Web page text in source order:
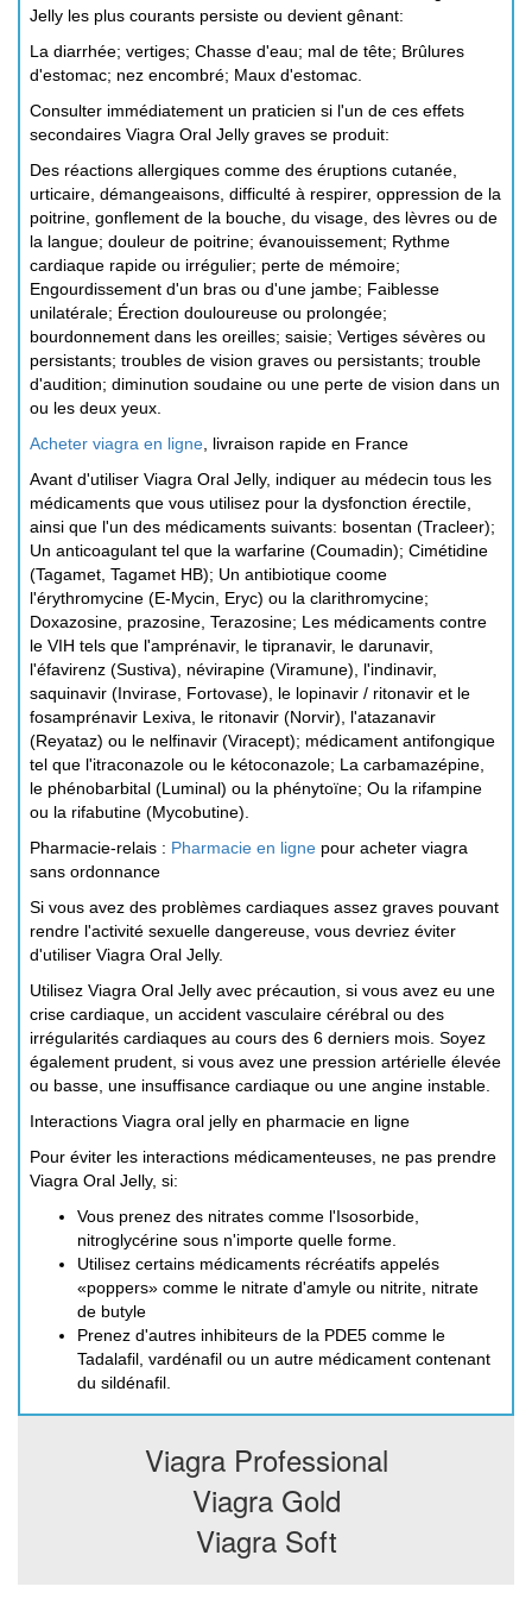
Jelly les plus courants persiste ou devient gênant:
La diarrhée; vertiges; Chasse d'eau; mal de tête; Brûlures
d'estomac; nez encombré; Maux d'estomac.
Consulter immédiatement un praticien si l'un de ces effets
secondaires Viagra Oral Jelly graves se produit:
Des réactions allergiques comme des éruptions cutanée,
urticaire, démangeaisons, difficulté à respirer, oppression de la
poitrine, gonflement de la bouche, du visage, des lèvres ou de
la langue; douleur de poitrine; évanouissement; Rythme
cardiaque rapide ou irrégulier; perte de mémoire;
Engourdissement d'un bras ou d'une jambe; Faiblesse
unilatérale; Érection douloureuse ou prolongée;
bourdonnement dans les oreilles; saisie; Vertiges sévères ou
persistants; troubles de vision graves ou persistants; trouble
d'audition; diminution soudaine ou une perte de vision dans un
ou les deux yeux.
Acheter viagra en ligne , livraison rapide en France
Avant d'utiliser Viagra Oral Jelly, indiquer au médecin tous les
médicaments que vous utilisez pour la dysfonction érectile,
ainsi que l'un des médicaments suivants: bosentan (Tracleer);
Un anticoagulant tel que la warfarine (Coumadin); Cimétidine
(Tagamet, Tagamet HB); Un antibiotique coome
l'érythromycine (E-Mycin, Eryc) ou la clarithromycine;
Doxazosine, prazosine, Terazosine; Les médicaments contre
le VIH tels que l'amprénavir, le tipranavir, le darunavir,
l'éfavirenz (Sustiva), névirapine (Viramune), l'indinavir,
saquinavir (Invirase, Fortovase), le lopinavir / ritonavir et le
fosamprénavir Lexiva, le ritonavir (Norvir), l'atazanavir
(Reyataz) ou le nelfinavir (Viracept); médicament antifongique
tel que l'itraconazole ou le kétoconazole; La carbamazépine,
le phénobarbital (Luminal) ou la phénytoïne; Ou la rifampine
ou la rifabutine (Mycobutine).
Pharmacie-relais : Pharmacie en ligne pour acheter viagra
sans ordonnance
Si vous avez des problèmes cardiaques assez graves pouvant
rendre l'activité sexuelle dangereuse, vous devriez éviter
d'utiliser Viagra Oral Jelly.
Utilisez Viagra Oral Jelly avec précaution, si vous avez eu une
crise cardiaque, un accident vasculaire cérébral ou des
irrégularités cardiaques au cours des 6 derniers mois. Soyez
également prudent, si vous avez une pression artérielle élevée
ou basse, une insuffisance cardiaque ou une angine instable.
Interactions Viagra oral jelly en pharmacie en ligne
Pour éviter les interactions médicamenteuses, ne pas prendre
Viagra Oral Jelly, si:
Vous prenez des nitrates comme l'Isosorbide,
nitroglycérine sous n'importe quelle forme.
Utilisez certains médicaments récréatifs appelés
«poppers» comme le nitrate d'amyle ou nitrite, nitrate
de butyle
Prenez d'autres inhibiteurs de la PDE5 comme le
Tadalafil, vardénafil ou un autre médicament contenant
du sildénafil.
Viagra Professional
Viagra Gold
Viagra Soft